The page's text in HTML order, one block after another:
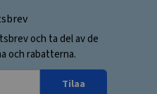
och ta del av de
och rabatterna.
Tilaa